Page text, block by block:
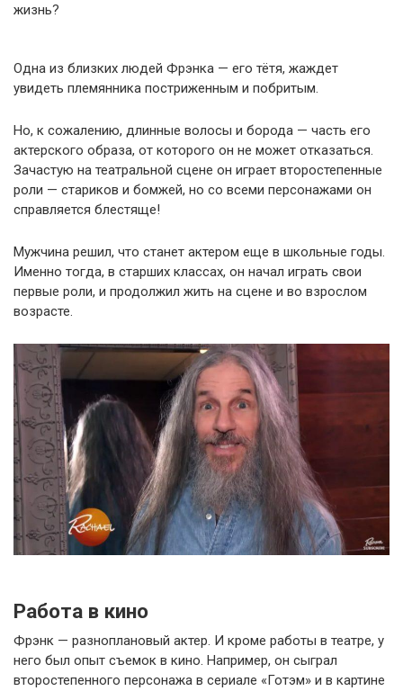
жизнь?
Одна из близких людей Фрэнка — его тётя, жаждет
увидеть племянника постриженным и побритым.
Но, к сожалению, длинные волосы и борода — часть его
актерского образа, от которого он не может отказаться.
Зачастую на театральной сцене он играет второстепенные
роли — стариков и бомжей, но со всеми персонажами он
справляется блестяще!
Мужчина решил, что станет актером еще в школьные годы.
Именно тогда, в старших классах, он начал играть свои
первые роли, и продолжил жить на сцене и во взрослом
возрасте.
Работа в кино
Фрэнк — разноплановый актер. И кроме работы в театре, у
него был опыт съемок в кино. Например, он сыграл
второстепенного персонажа в сериале «Готэм» и в картине